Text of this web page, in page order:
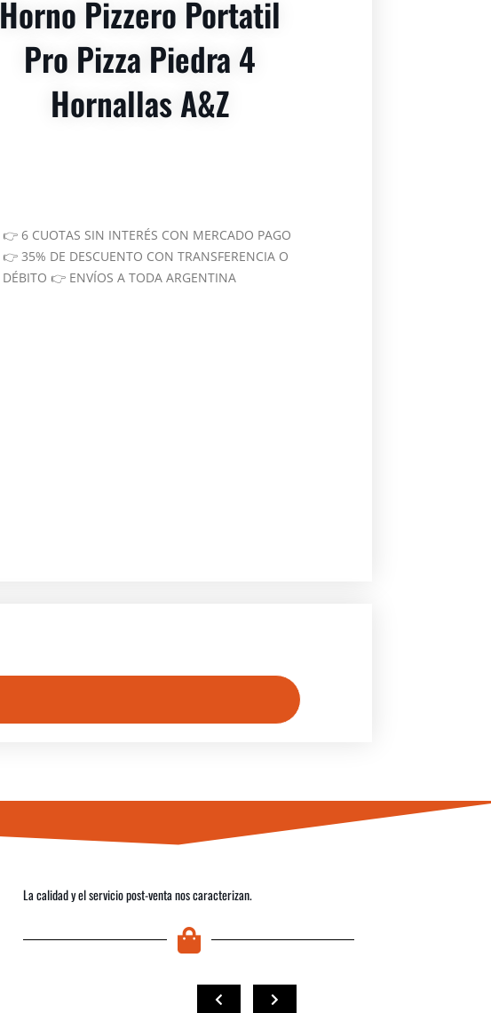
Horno Pizzero Portatil
Pro Pizza Piedra 4
Hornallas A&z
👉 6 CUOTAS SIN INTERÉS CON MERCADO PAGO
👉 35% DE DESCUENTO CON TRANSFERENCIA O
DÉBITO 👉 ENVÍOS A TODA ARGENTINA
La calidad y el servicio post-venta nos caracterizan.